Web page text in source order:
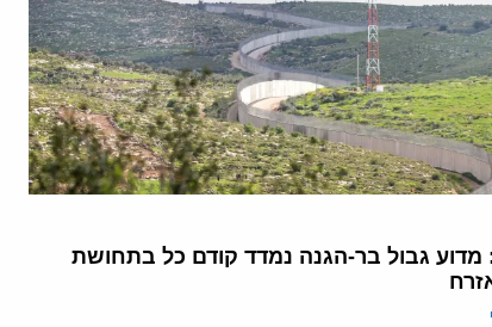
מדוע גבול בר-הגנה נמדד קודם כל בתחושת